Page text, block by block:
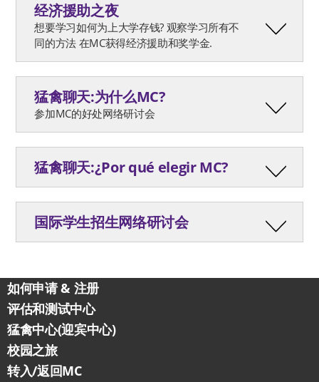
经济援助之夜
想要学习如何为上大学存钱? 观察学习所有不
同的方法 在MC获得经济援助和奖学金.
猛禽聊天:为什么MC?
参加MC的好处网络研讨会
猛禽聊天:¿Por qué elegir MC?
国际学生招生网络研讨会
跳过侧边栏
如何申请 & 注册
评估和测试中心
猛禽中心(迎宾中心)
校园之旅
转入/返回MC